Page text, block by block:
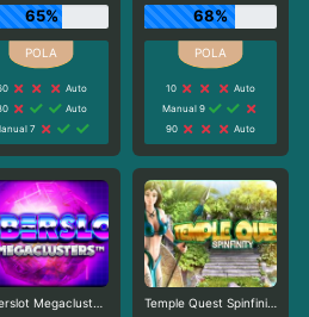
65%
Auto
Auto
7
68%
10
Auto
Manual 9
90
Auto
Cyberslot Megaclusters Temple Quest Spinfinity